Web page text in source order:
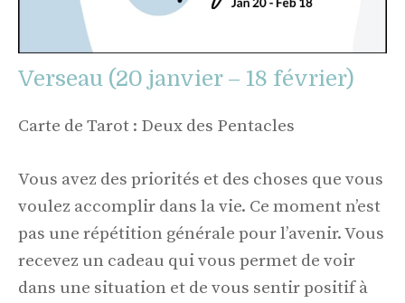
Verseau (20 janvier – 18 février)
Carte de Tarot : Deux des Pentacles
Vous avez des priorités et des choses que vous
voulez accomplir dans la vie. Ce moment n’est
pas une répétition générale pour l’avenir. Vous
recevez un cadeau qui vous permet de voir
dans une situation et de vous sentir positif à